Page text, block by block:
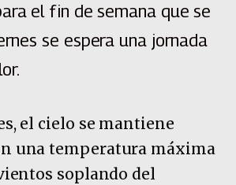
el fin de semana que se
se espera una jornada
el cielo se mantiene
una temperatura máxima
soplando del